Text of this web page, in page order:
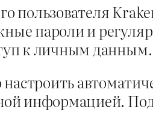
пользователя
пароли и
к личным данным.
информацией.